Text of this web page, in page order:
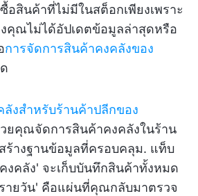
อสินค้าที่ไม่มีในสต็อกเพียงเพราะ
คุณไม่ได้อัปเดตข้อมูลล่าสุดหรือ
การจัดการสินค้าคงคลังของ
ลังสำหรับร้านค้าปลีกของ
ยคุณจัดการสินค้าคงคลังในร้าน
ร้างฐานข้อมูลที่ครอบคลุม. แท็บ
งคลัง' จะเก็บบันทึกสินค้าทั้งหมด
ายวัน' คือแผ่นที่คุณกลับมาตรวจ